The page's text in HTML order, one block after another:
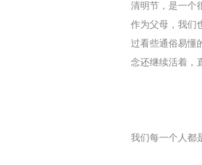
清明节，是一个
作为父母，我们
过看些通俗易懂
念还继续活着，
我们每一个人都